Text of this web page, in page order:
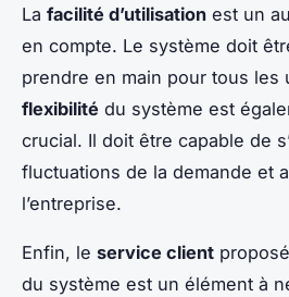
La facilité d’utilisation est un
en compte. Le système doit
prendre en main pour tous les
flexibilité du système est
crucial. Il doit être capable de
fluctuations de la demande et
l’entreprise.
Enfin, le service client
du système est un élément à